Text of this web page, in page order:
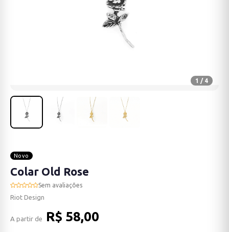
1 / 4
Novo
Colar Old Rose
Sem avaliações
Riot Design
A partir de R$ 58,00